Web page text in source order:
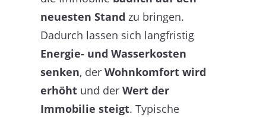
neuesten Stand zu bringen.
Dadurch lassen sich langfristig
Energie- und Wasserkosten
senken, der Wohnkomfort wird
erhöht und der Wert der
Immobilie steigt. Typische